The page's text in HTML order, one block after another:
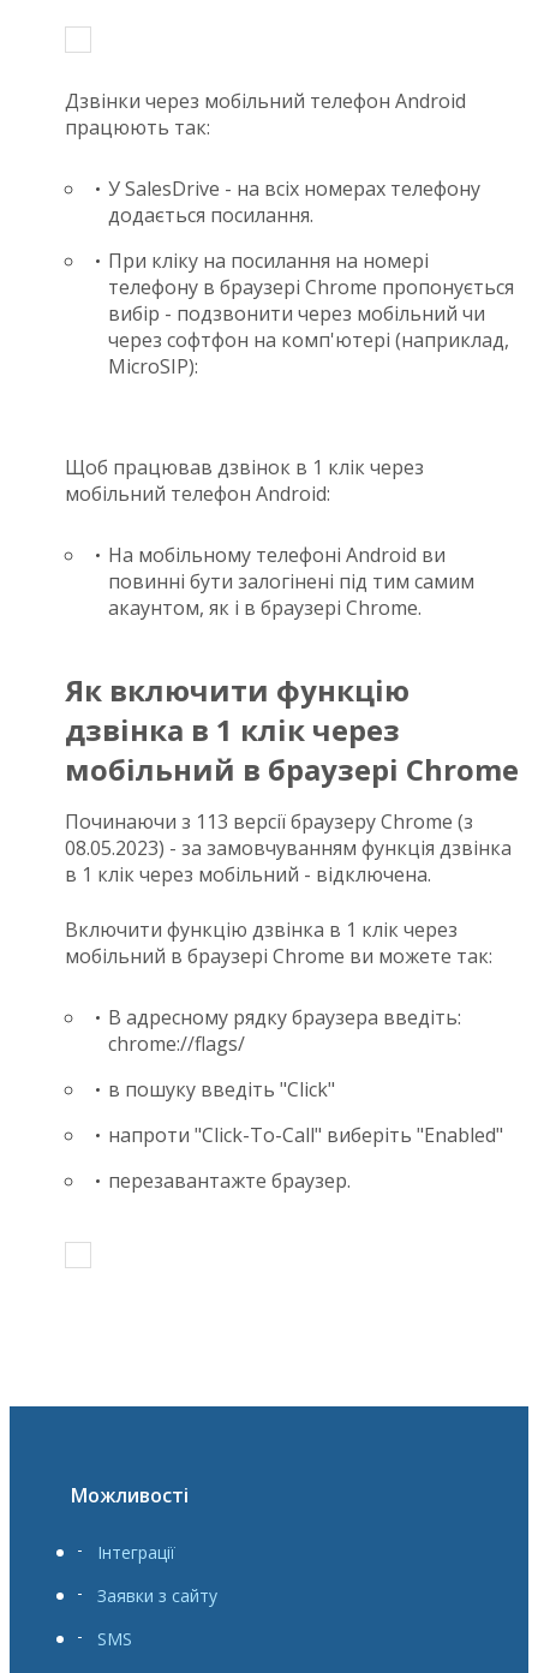
Дзвінки через мобільний телефон Android
працюють так:
У SalesDrive - на всіх номерах телефону
додається посилання.
При кліку на посилання на номері
телефону в браузері Chrome пропонується
вибір - подзвонити через мобільний чи
через софтфон на комп'ютері (наприклад,
MicroSIP):
Щоб працював дзвінок в 1 клік через
мобільний телефон Android:
На мобільному телефоні Android ви
повинні бути залогінені під тим самим
акаунтом, як і в браузері Chrome.
Як включити функцію
дзвінка в 1 клік через
мобільний в браузері Chrome
Починаючи з 113 версії браузеру Chrome (з
08.05.2023) - за замовчуванням функція дзвінка
в 1 клік через мобільний - відключена.
Включити функцію дзвінка в 1 клік через
мобільний в браузері Chrome ви можете так:
В адресному рядку браузера введіть:
chrome://flags/
в пошуку введіть "Click"
напроти "Click-To-Call" виберіть "Enabled"
перезавантажте браузер.
Можливості
Інтеграції
Заявки з сайту
SMS